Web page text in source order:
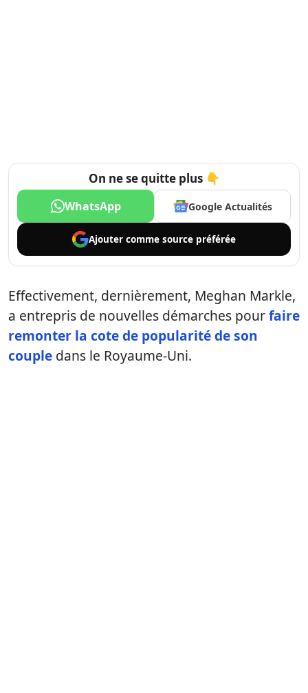
On ne se quitte plus 👇
WhatsApp Google Actualités
Ajouter comme source préférée
Effectivement, dernièrement, Meghan Markle,
a entrepris de nouvelles démarches pourfaire
remonter la cote de popularité de son
couple dans le Royaume-Uni.